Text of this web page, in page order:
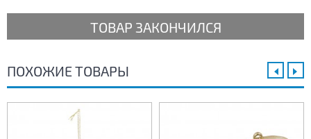
ТОВАР ЗАКОНЧИЛСЯ
ПОХОЖИЕ ТОВАРЫ